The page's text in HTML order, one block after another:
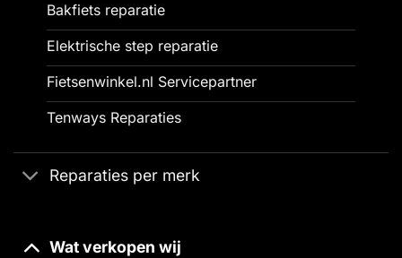
Bakfiets reparatie
Elektrische step reparatie
Fietsenwinkel.nl Servicepartner
Tenways Reparaties
Reparaties per merk
Wat verkopen wij